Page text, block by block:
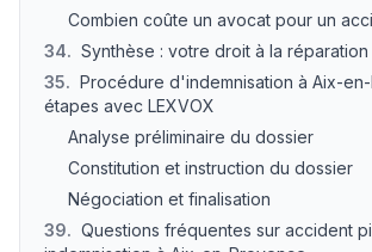
Combien coûte un avocat pour un
34. Synthèse : votre droit à la
35. Procédure d'indemnisation à Aix-
étapes avec LEXVOX
Analyse préliminaire du dossier
Constitution et instruction du dossier
Négociation et finalisation
39. Questions fréquentes sur accident